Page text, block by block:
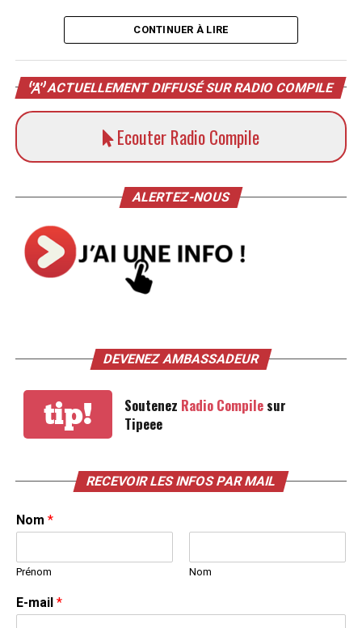
CONTINUER À LIRE
ACTUELLEMENT DIFFUSÉ SUR RADIO COMPILE
Ecouter Radio Compile
ALERTEZ-NOUS
DEVENEZ AMBASSADEUR
tip! Soutenez Radio Compilesur
Tipeee
RECEVOIR LES INFOS PAR MAIL
Nom *
Prénom Nom
E-mail *